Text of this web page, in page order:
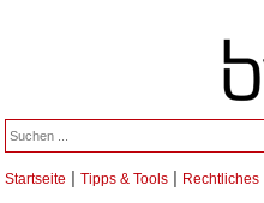
Sie sind hier
Startseite |Tipps & Tools | Rechtliches